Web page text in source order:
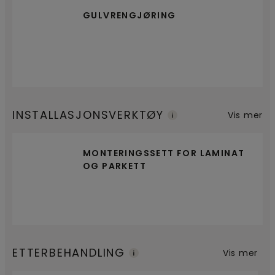
GULVRENGJØRING
INSTALLASJONSVERKTØY
MONTERINGSSETT FOR LAMINAT
OG PARKETT
Vis mer
ETTERBEHANDLING Vis mer